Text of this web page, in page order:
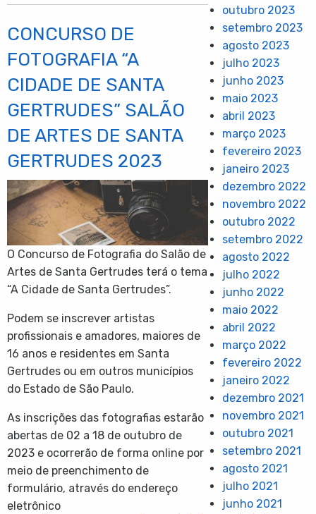
CONCURSO DE
FOTOGRAFIA “A
CIDADE DE SANTA
GERTRUDES” SALÃO
DE ARTES DE SANTA
GERTRUDES 2023
O Concurso de Fotografia do Salão de
Artes de Santa Gertrudes terá o tema
“A Cidade de Santa Gertrudes”.
Podem se inscrever artistas
profissionais e amadores, maiores de
16 anos e residentes em Santa
Gertrudes ou em outros municípios
do Estado de São Paulo.
As inscrições das fotografias estarão
abertas de 02 a 18 de outubro de
2023 e ocorrerão de forma online por
meio de preenchimento de
formulário, através do endereço
eletrônico
outubro 2023
setembro 2023
agosto 2023
julho 2023
junho 2023
maio 2023
abril 2023
março 2023
fevereiro 2023
janeiro 2023
dezembro 2022
novembro 2022
outubro 2022
setembro 2022
agosto 2022
julho 2022
junho 2022
maio 2022
abril 2022
março 2022
fevereiro 2022
janeiro 2022
dezembro 2021
novembro 2021
outubro 2021
setembro 2021
agosto 2021
julho 2021
junho 2021